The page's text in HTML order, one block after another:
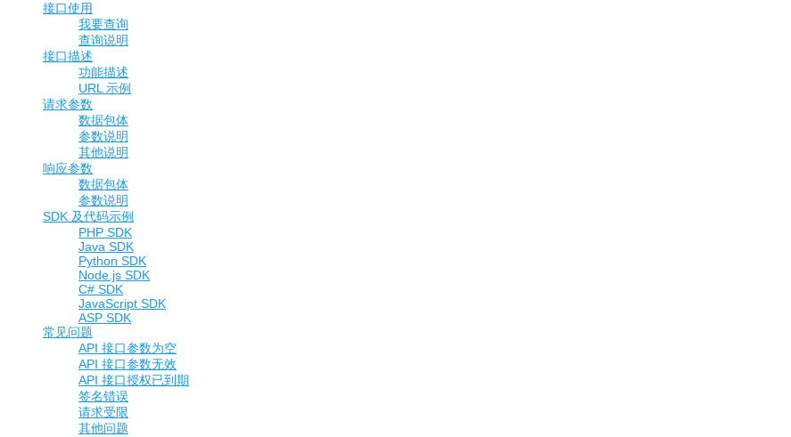
接口使用
我要查询
查询说明
接口描述
功能描述
URL 示例
请求参数
数据包体
参数说明
其他说明
响应参数
数据包体
参数说明
SDK 及代码示例
PHP SDK
Java SDK
Python SDK
Node.js SDK
C# SDK
JavaScript SDK
ASP SDK
常见问题
API 接口参数为空
API 接口参数无效
API 接口授权已到期
签名错误
请求受限
其他问题